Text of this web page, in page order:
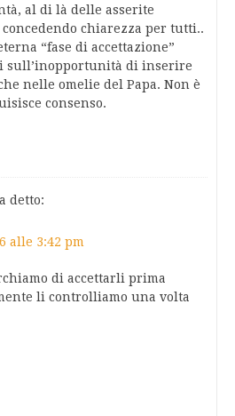
al di là delle asserite
chiarezza per tutti..
“fase di accettazione”
sull’inopportunità di inserire
nelle omelie del Papa. Non è
consenso.
detto:
alle 3:42 pm
di accettarli prima
li controlliamo una volta